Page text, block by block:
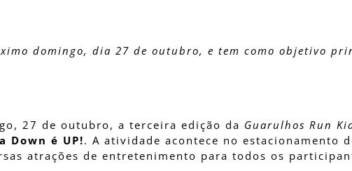
domingo, dia 27 de outubro, e tem como objetivo
27 de outubro, a terceira edição da Guarulhos Run
Down é UP!. A atividade acontece no estacionamento
atrações de entretenimento para todos os